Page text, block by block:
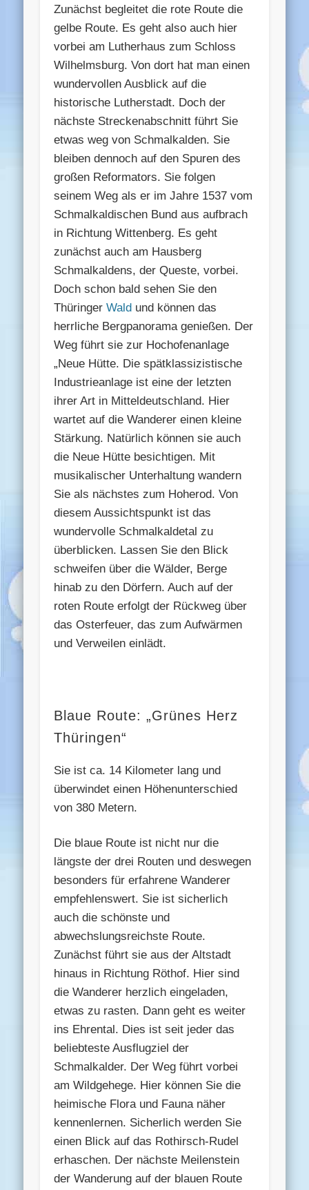
Zunächst begleitet die rote Route die
gelbe Route. Es geht also auch hier
vorbei am Lutherhaus zum Schloss
Wilhelmsburg. Von dort hat man einen
wundervollen Ausblick auf die
historische Lutherstadt. Doch der
nächste Streckenabschnitt führt Sie
etwas weg von Schmalkalden. Sie
bleiben dennoch auf den Spuren des
großen Reformators. Sie folgen
seinem Weg als er im Jahre 1537 vom
Schmalkaldischen Bund aus aufbrach
in Richtung Wittenberg. Es geht
zunächst auch am Hausberg
Schmalkaldens, der Queste, vorbei.
Doch schon bald sehen Sie den
ThüringerWald und können das
herrliche Bergpanorama genießen. Der
Weg führt sie zur Hochofenanlage
„Neue Hütte. Die spätklassizistische
Industrieanlage ist eine der letzten
ihrer Art in Mitteldeutschland. Hier
wartet auf die Wanderer einen kleine
Stärkung. Natürlich können sie auch
die Neue Hütte besichtigen. Mit
musikalischer Unterhaltung wandern
Sie als nächstes zum Hoherod. Von
diesem Aussichtspunkt ist das
wundervolle Schmalkaldetal zu
überblicken. Lassen Sie den Blick
schweifen über die Wälder, Berge
hinab zu den Dörfern. Auch auf der
roten Route erfolgt der Rückweg über
das Osterfeuer, das zum Aufwärmen
und Verweilen einlädt.
Blaue Route: „Grünes Herz
Thüringen“
Sie ist ca. 14 Kilometer lang und
überwindet einen Höhenunterschied
von 380 Metern.
Die blaue Route ist nicht nur die
längste der drei Routen und deswegen
besonders für erfahrene Wanderer
empfehlenswert. Sie ist sicherlich
auch die schönste und
abwechslungsreichste Route.
Zunächst führt sie aus der Altstadt
hinaus in Richtung Röthof. Hier sind
die Wanderer herzlich eingeladen,
etwas zu rasten. Dann geht es weiter
ins Ehrental. Dies ist seit jeder das
beliebteste Ausflugziel der
Schmalkalder. Der Weg führt vorbei
am Wildgehege. Hier können Sie die
heimische Flora und Fauna näher
kennenlernen. Sicherlich werden Sie
einen Blick auf das Rothirsch-Rudel
erhaschen. Der nächste Meilenstein
der Wanderung auf der blauen Route